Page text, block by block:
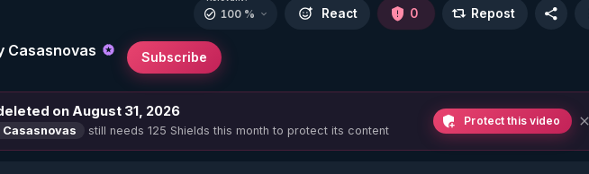
Casasnovas Subscribe
100 % React 0 Repost
on August 31, 2026
still needs 125 Shields this month to protect its content
Protect this video